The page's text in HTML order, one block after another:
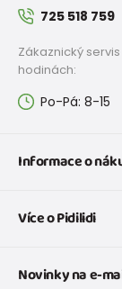
725 518 759
Zákaznický
hodinách:
Po-Pá: 8-15
Informace o
Doprava a
Tabulka
Více o Pidilidi
O nás
Novinky na e-